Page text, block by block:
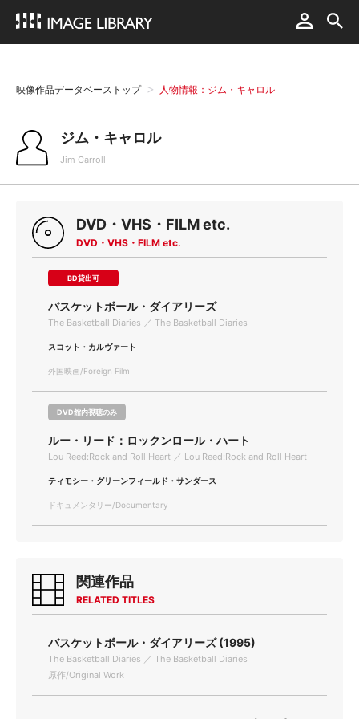
映像作品データベーストップ 人物情報：ジム・キャロル
ジム・キャロル
Jim Carroll
DVD・VHS・FILM etc.
DVD・VHS・FILM etc.
BD貸出可
バスケットボール・ダイアリーズ
The Basketball Diaries ／ The Basketball Diaries
スコット・カルヴァート
外国映画/Foreign Film
DVD館内視聴のみ
ルー・リード：ロックンロール・ハート
Lou Reed:Rock and Roll Heart ／ Lou Reed:Rock and Roll Heart
ティモシー・グリーンフィールド・サンダース
ドキュメンタリー/Documentary
関連作品
RELATED TITLES
バスケットボール・ダイアリーズ (1995)
The Basketball Diaries ／ The Basketball Diaries
原作/Original Work